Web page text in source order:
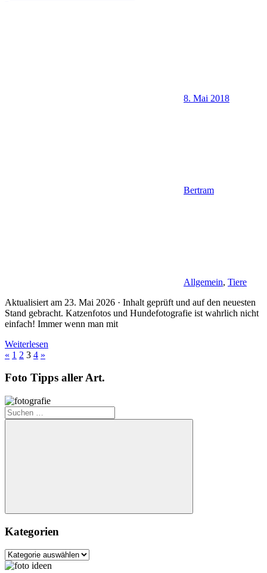
8. Mai 2018
Bertram
Allgemein, Tiere
Aktualisiert am 23. Mai 2026 · Inhalt geprüft und auf den neuesten
Stand gebracht. Katzenfotos und Hundefotografie ist wahrlich nicht
einfach! Immer wenn man mit
Weiterlesen
Seitennummerierung
der
Beiträge
« Vorherige
1 2 3 4 Nächste
»
Foto Tipps aller Art.
Suchen
nach:
Suchen
Kategorien
Kategorien